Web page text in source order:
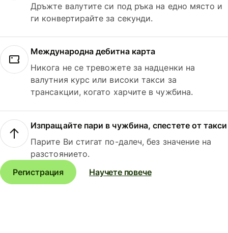
Дръжте валутите си под ръка на едно място и
ги конвертирайте за секунди.
Международна дебитна карта
Никога не се тревожете за надценки на
валутния курс или високи такси за
трансакции, когато харчите в чужбина.
Изпращайте пари в чужбина, спестете от такси
Парите Ви стигат по-далеч, без значение на
разстоянието.
Регистрация
Научете повече